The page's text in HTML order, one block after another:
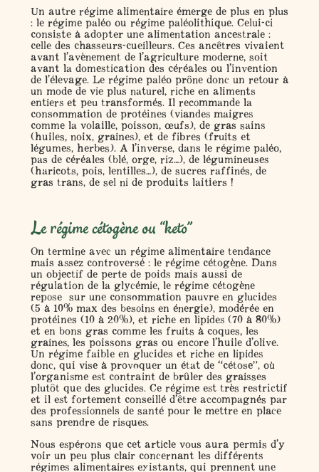
Un autre régime alimentaire émerge de plus en plus
: le régime paléoou régime paléolithique. Celui-ci
consiste à adopter une alimentation ancestrale :
celle des chasseurs-cueilleurs. Ces ancêtres vivaient
avant l’avènement de l’agriculture moderne, soit
avant la domestication des céréales ou l’invention
de l’élevage. Le régime paléo prône donc un retour à
un mode de vie plus naturel, riche en aliments
entiers et peu transformés. Il recommande la
consommation de protéines (viandes maigres
comme la volaille, poisson, œufs), de gras sains
(huiles, noix, graines), et defibres (fruits et
légumes, herbes). A l’inverse, dans le régime paléo,
pas de céréales (blé, orge, riz…), de légumineuses
(haricots, pois, lentilles…), de sucres raffinés, de
gras trans, de sel ni de produits laitiers !
Le régime cétogène ou “keto”
On termine avec un régime alimentaire tendance
mais assez controversé : le régime cétogène. Dans
un objectif de perte de poids mais aussi de
régulation de la glycémie, le régime cétogène
repose sur une consommation pauvre en glucides
(5 à 10% max des besoins en énergie), modérée en
protéines (10 à 20%), et riche en lipides(70 à 80%)
et en bons gras comme les fruits à coques, les
graines, les poissons gras ou encore l’huile d’olive.
Un régime faible en glucides et riche en lipides
donc, qui vise à provoquer un état de “cétose”, où
l’organisme est contraint de brûler des graisses
plutôt que des glucides. Ce régime est très restrictif
et il est fortement conseillé d’être accompagnés par
des professionnels de santé pour le mettre en place
sans prendre de risques.
Nous espérons que cet article vous aura permis d’y
voir un peu plus clair concernant les différents
régimes alimentaires existants, qui prennent une